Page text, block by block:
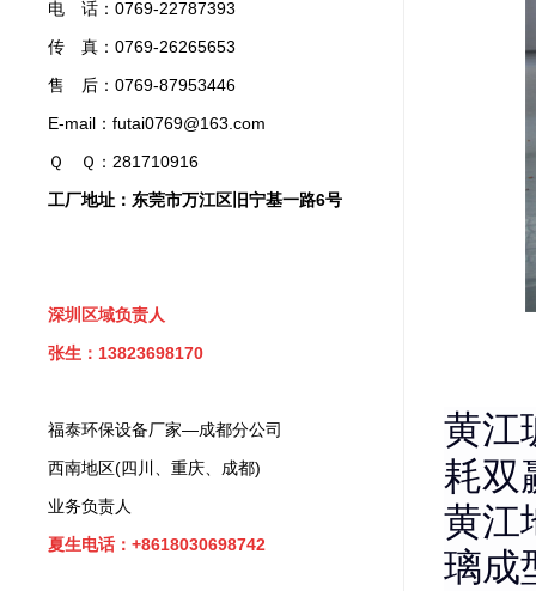
黄江
耗双
黄江
璃成
电 话：0769-22787393
传 真：0769-26265653
售 后：0769-87953446
E-mail：futai0769@163.com
Ｑ Ｑ：281710916
工厂地址：东莞市万江区旧宁基一路6号
深圳区域负责人
张生：13823698170
福泰环保设备厂家—成都分公司
西南地区(四川、重庆、成都)
业务负责人
夏生电话：+8618030698742